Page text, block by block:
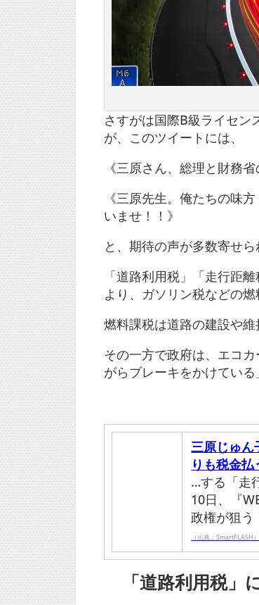
さすがは国際B級ライセン
が、このツイートには、
《三原さん、総理と財務
《三原先生。俺たちの味
いませ！！》
と、期待の声が多数寄せら
「道路利用税」「走行距
より、ガソリン税などの
燃料課税は道路の建設や
その一方で政府は、エコ
がらブレーキをかけている
三原じゅん
りも税金払
…する「走
10日、『
政権が狙
（出典：SmartFLASH）
「道路利用税」